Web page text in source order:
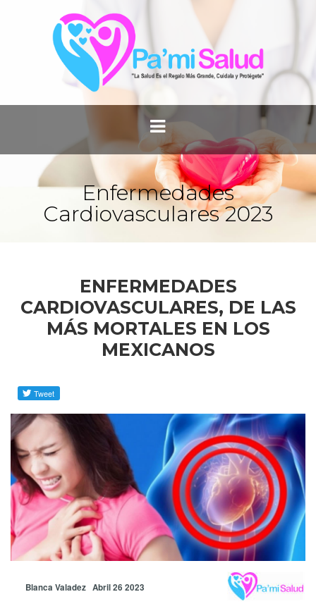
Enfermedades
Cardiovasculares 2023
ENFERMEDADES
CARDIOVASCULARES, DE LAS
MÁS MORTALES EN LOS
MEXICANOS
Blanca Valadez Abril 26 2023